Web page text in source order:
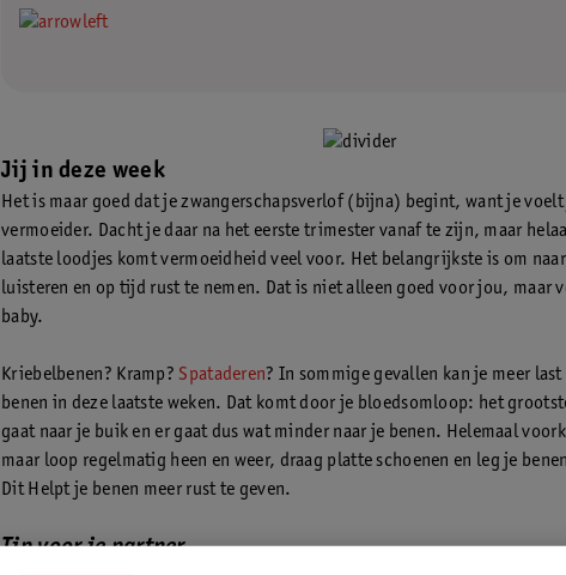
Jij in deze week
Het is maar goed dat je zwangerschapsverlof (bijna) begint, want je voelt
vermoeider. Dacht je daar na het eerste trimester vanaf te zijn, maar
laatste loodjes komt vermoeidheid veel voor. Het belangrijkste is om
luisteren en op tijd rust te nemen. Dat is niet alleen goed voor jou, maar
baby.
Kriebelbenen? Kramp? Spataderen? In sommige gevallen kan je meer
benen in deze laatste weken. Dat komt door je bloedsomloop: het
gaat naar je buik en er gaat dus wat minder naar je benen. Helemaal
maar loop regelmatig heen en weer, draag platte schoenen en leg je
Dit Helpt je benen meer rust te geven.
Tip voor je partner